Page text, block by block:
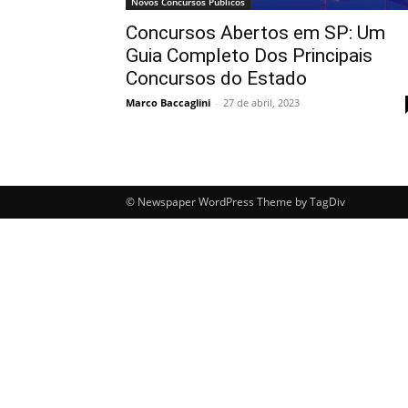
Concursos Abertos em SP: Um
Guia Completo Dos Principais
Concursos do Estado
Marco Baccaglini - 27 de abril, 2023
© Newspaper WordPress Theme by TagDiv